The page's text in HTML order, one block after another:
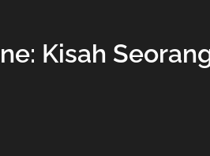
Kisah